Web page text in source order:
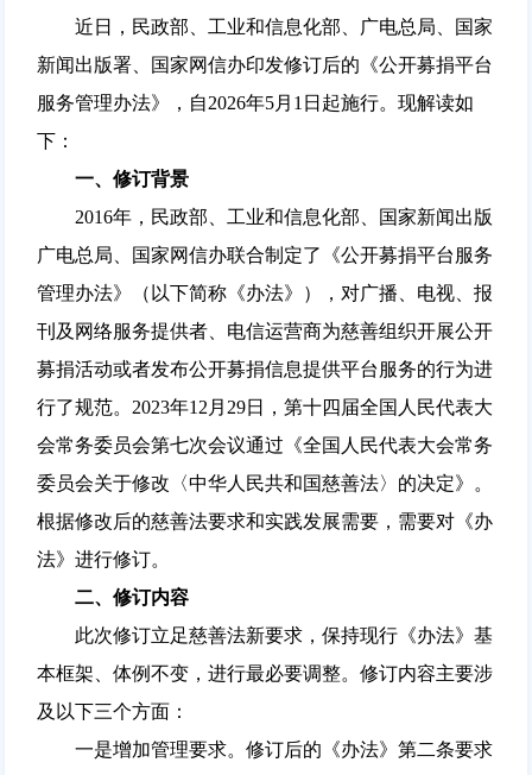
近日，民政部、工业和信息化部、广电总局、国家
新闻出版署、国家网信办印发修订后的《公开募捐平台
服务管理办法》，自2026年5月1日起施行。现解读如
下：
一、修订背景
2016年，民政部、工业和信息化部、国家新闻出版
广电总局、国家网信办联合制定了《公开募捐平台服务
管理办法》（以下简称《办法》），对广播、电视、报
刊及网络服务提供者、电信运营商为慈善组织开展公开
募捐活动或者发布公开募捐信息提供平台服务的行为进
行了规范。2023年12月29日，第十四届全国人民代表大
会常务委员会第七次会议通过《全国人民代表大会常务
委员会关于修改〈中华人民共和国慈善法〉的决定》。
根据修改后的慈善法要求和实践发展需要，需要对《办
法》进行修订。
二、修订内容
此次修订立足慈善法新要求，保持现行《办法》基
本框架、体例不变，进行最必要调整。修订内容主要涉
及以下三个方面：
一是增加管理要求。修订后的《办法》第二条要求